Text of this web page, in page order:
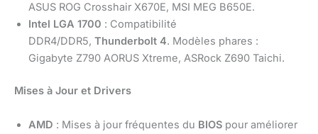
ASUS ROG Crosshair X670E, MSI MEG B650E.
Intel LGA 1700 : Compatibilité
DDR4/DDR5, Thunderbolt 4. Modèles phares :
Gigabyte Z790 AORUS Xtreme, ASRock Z690 Taichi.
Mises à Jour et Drivers
AMD : Mises à jour fréquentes du BIOS pour améliorer